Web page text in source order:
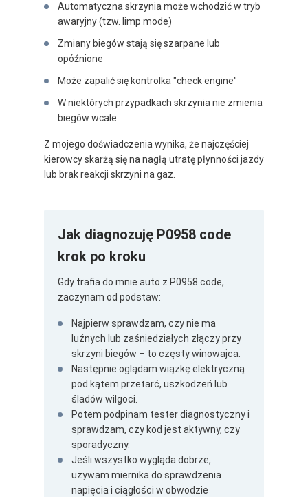
Automatyczna skrzynia może wchodzić w tryb
awaryjny (tzw. limp mode)
Zmiany biegów stają się szarpane lub
opóźnione
Może zapalić się kontrolka "check engine"
W niektórych przypadkach skrzynia nie zmienia
biegów wcale
Z mojego doświadczenia wynika, że najczęściej
kierowcy skarżą się na nagłą utratę płynności jazdy
lub brak reakcji skrzyni na gaz.
Jak diagnozuję P0958 code
krok po kroku
Gdy trafia do mnie auto z P0958 code,
zaczynam od podstaw:
Najpierw sprawdzam, czy nie ma
luźnych lub zaśniedziałych złączy przy
skrzyni biegów – to częsty winowajca.
Następnie oglądam wiązkę elektryczną
pod kątem przetarć, uszkodzeń lub
śladów wilgoci.
Potem podpinam tester diagnostyczny i
sprawdzam, czy kod jest aktywny, czy
sporadyczny.
Jeśli wszystko wygląda dobrze,
używam miernika do sprawdzenia
napięcia i ciągłości w obwodzie